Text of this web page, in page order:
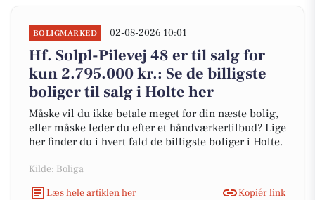
BOLIGMARKED 02-08-2026 10:01
Hf. Solpl-Pilevej 48 er til salg for
kun 2.795.000 kr.: Se de billigste
boliger til salg i Holte her
Måske vil du ikke betale meget for din næste bolig,
eller måske leder du efter et håndværkertilbud? Lige
her finder du i hvert fald de billigste boliger i Holte.
Kilde: Boliga
Læs hele artiklen her
Kopiér link